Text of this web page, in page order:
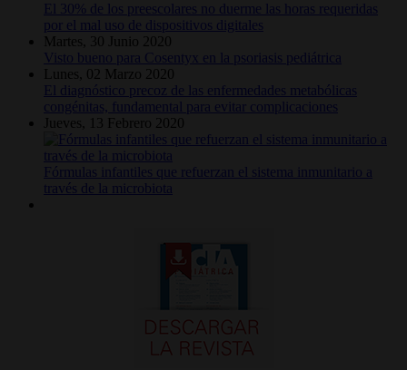
El 30% de los preescolares no duerme las horas requeridas
por el mal uso de dispositivos digitales
Martes, 30 Junio 2020
Visto bueno para Cosentyx en la psoriasis pediátrica
Lunes, 02 Marzo 2020
El diagnóstico precoz de las enfermedades metabólicas
congénitas, fundamental para evitar complicaciones
Jueves, 13 Febrero 2020
Fórmulas infantiles que refuerzan el sistema inmunitario a
través de la microbiota